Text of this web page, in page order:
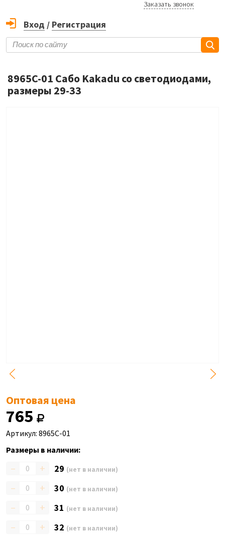
Заказать звонок
Вход / Регистрация
8965C-01 Сабо Kakadu со светодиодами,
размеры 29-33
Оптовая цена
765
Артикул: 8965C-01
Размеры в наличии:
– + 29 (нет в наличии)
– + 30 (нет в наличии)
– + 31 (нет в наличии)
– + 32 (нет в наличии)